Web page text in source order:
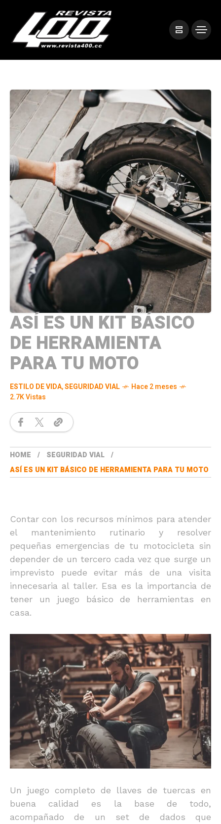
ASÍ ES UN KIT BÁSICO
DE HERRAMIENTA
PARA TU MOTO
ESTILO DE VIDA,SEGURIDAD VIAL
Hace 2 meses
2.7K Vistas
HOME
SEGURIDAD VIAL
ASÍ ES UN KIT BÁSICO DE HERRAMIENTA PARA TU MOTO
Contar con los recursos mínimos para atender
el mantenimiento rutinario y resolver
pequeñas emergencias de tu motocicleta sin
depender de un tercero cada vez que surge un
imprevisto puede evitar más de una visita
innecesaria al taller. Esa es la importancia de
tener un juego básico de herramientas en
casa.
Un juego completo de llaves de tuercas en
buena calidad es la base de todo,
acompañado de un set de dados que